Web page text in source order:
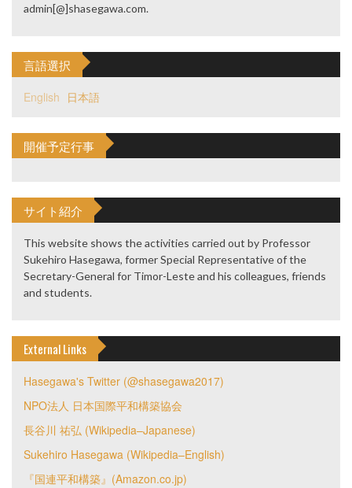
admin[@]shasegawa.com.
言語選択
English 日本語
開催予定行事
サイト紹介
This website shows the activities carried out by Professor
Sukehiro Hasegawa, former Special Representative of the
Secretary-General for Timor-Leste and his colleagues, friends
and students.
External Links
Hasegawa's Twitter (@shasegawa2017)
NPO法人 日本国際平和構築協会
長谷川 祐弘 (Wikipedia–Japanese)
Sukehiro Hasegawa (Wikipedia–English)
『国連平和構築』(Amazon.co.jp)